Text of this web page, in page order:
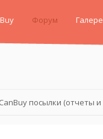
Форум
посылки (отчеты